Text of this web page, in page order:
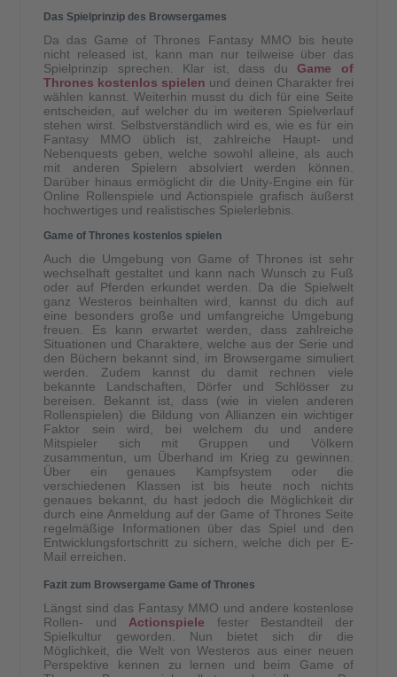
Das Spielprinzip des Browsergames
Da das Game of Thrones Fantasy MMO bis heute
nicht released ist, kann man nur teilweise über das
Spielprinzip sprechen. Klar ist, dass duGame of
Thrones kostenlos spielen und deinen Charakter frei
wählen kannst. Weiterhin musst du dich für eine Seite
entscheiden, auf welcher du im weiteren Spielverlauf
stehen wirst. Selbstverständlich wird es, wie es für ein
Fantasy MMO üblich ist, zahlreiche Haupt- und
Nebenquests geben, welche sowohl alleine, als auch
mit anderen Spielern absolviert werden können.
Darüber hinaus ermöglicht dir die Unity-Engine ein für
Online Rollenspiele und Actionspiele grafisch äußerst
hochwertiges und realistisches Spielerlebnis.
Game of Thrones kostenlos spielen
Auch die Umgebung von Game of Thrones ist sehr
wechselhaft gestaltet und kann nach Wunsch zu Fuß
oder auf Pferden erkundet werden. Da die Spielwelt
ganz Westeros beinhalten wird, kannst du dich auf
eine besonders große und umfangreiche Umgebung
freuen. Es kann erwartet werden, dass zahlreiche
Situationen und Charaktere, welche aus der Serie und
den Büchern bekannt sind, im Browsergame simuliert
werden. Zudem kannst du damit rechnen viele
bekannte Landschaften, Dörfer und Schlösser zu
bereisen. Bekannt ist, dass (wie in vielen anderen
Rollenspielen) die Bildung von Allianzen ein wichtiger
Faktor sein wird, bei welchem du und andere
Mitspieler sich mit Gruppen und Völkern
zusammentun, um Überhand im Krieg zu gewinnen.
Über ein genaues Kampfsystem oder die
verschiedenen Klassen ist bis heute noch nichts
genaues bekannt, du hast jedoch die Möglichkeit dir
durch eine Anmeldung auf der Game of Thrones Seite
regelmäßige Informationen über das Spiel und den
Entwicklungsfortschritt zu sichern, welche dich per E-
Mail erreichen.
Fazit zum Browsergame Game of Thrones
Längst sind das Fantasy MMO und andere kostenlose
Rollen- und Actionspiele fester Bestandteil der
Spielkultur geworden. Nun bietet sich dir die
Möglichkeit, die Welt von Westeros aus einer neuen
Perspektive kennen zu lernen und beim Game of